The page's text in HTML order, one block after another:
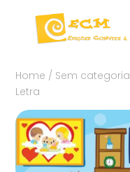
Home / Sem categoria
Letra